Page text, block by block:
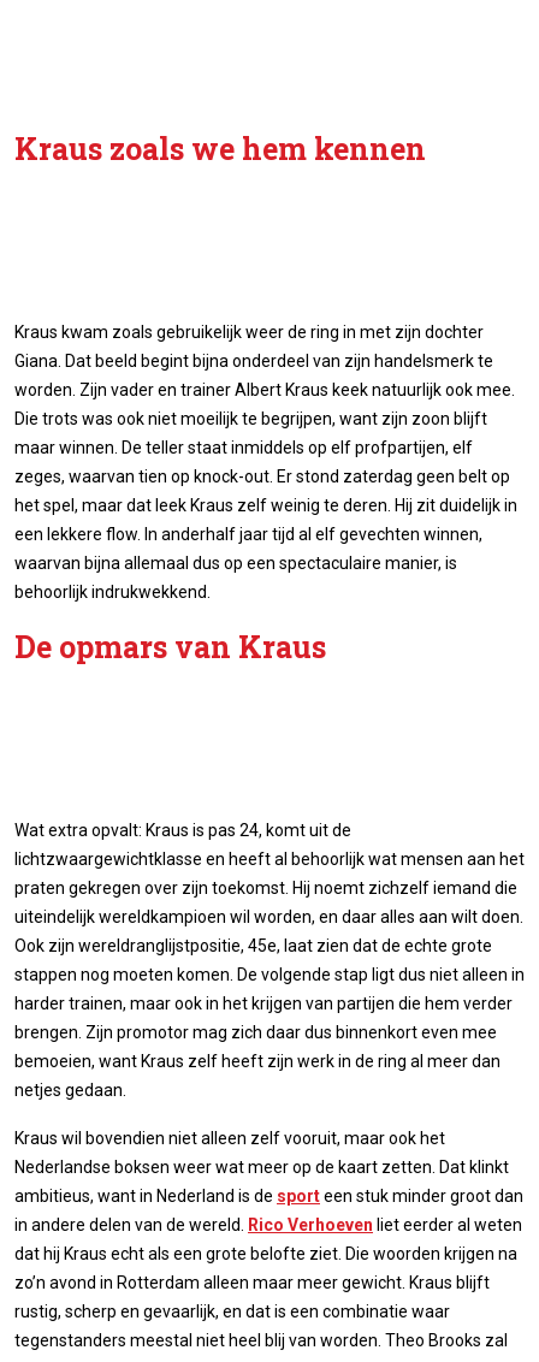
Kraus zoals we hem kennen
Kraus kwam zoals gebruikelijk weer de ring in met zijn dochter
Giana. Dat beeld begint bijna onderdeel van zijn handelsmerk te
worden. Zijn vader en trainer Albert Kraus keek natuurlijk ook mee.
Die trots was ook niet moeilijk te begrijpen, want zijn zoon blijft
maar winnen. De teller staat inmiddels op elf profpartijen, elf
zeges, waarvan tien op knock-out. Er stond zaterdag geen belt op
het spel, maar dat leek Kraus zelf weinig te deren. Hij zit duidelijk in
een lekkere flow. In anderhalf jaar tijd al elf gevechten winnen,
waarvan bijna allemaal dus op een spectaculaire manier, is
behoorlijk indrukwekkend.
De opmars van Kraus
Wat extra opvalt: Kraus is pas 24, komt uit de
lichtzwaargewichtklasse en heeft al behoorlijk wat mensen aan het
praten gekregen over zijn toekomst. Hij noemt zichzelf iemand die
uiteindelijk wereldkampioen wil worden, en daar alles aan wilt doen.
Ook zijn wereldranglijstpositie, 45e, laat zien dat de echte grote
stappen nog moeten komen. De volgende stap ligt dus niet alleen in
harder trainen, maar ook in het krijgen van partijen die hem verder
brengen. Zijn promotor mag zich daar dus binnenkort even mee
bemoeien, want Kraus zelf heeft zijn werk in de ring al meer dan
netjes gedaan.
Kraus wil bovendien niet alleen zelf vooruit, maar ook het
Nederlandse boksen weer wat meer op de kaart zetten. Dat klinkt
ambitieus, want in Nederland is de sporteen stuk minder groot dan
in andere delen van de wereld. Rico Verhoeven liet eerder al weten
dat hij Kraus echt als een grote belofte ziet. Die woorden krijgen na
zo’n avond in Rotterdam alleen maar meer gewicht. Kraus blijft
rustig, scherp en gevaarlijk, en dat is een combinatie waar
tegenstanders meestal niet heel blij van worden. Theo Brooks zal